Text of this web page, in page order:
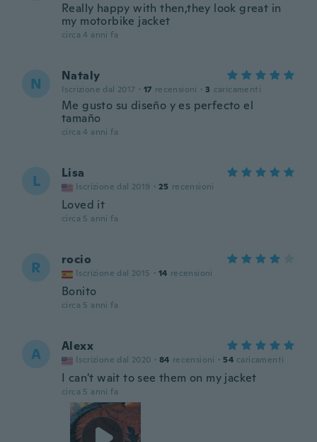
Really happy with then,they look great in
my motorbike jacket
circa 4 anni fa
N Nataly
Iscrizione dal 2017 · 17 recensioni · 3 caricamenti
Me gusto su diseño y es perfecto el
tamaño
circa 4 anni fa
L Lisa
Iscrizione dal 2019 · 25 recensioni
Loved it
circa 5 anni fa
R rocio
Iscrizione dal 2015 · 14 recensioni
Bonito
circa 5 anni fa
A Alexx
Iscrizione dal 2020 · 84 recensioni · 54 caricamenti
I can't wait to see them on my jacket
circa 5 anni fa